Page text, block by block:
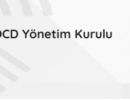
Yönetim Kurulu